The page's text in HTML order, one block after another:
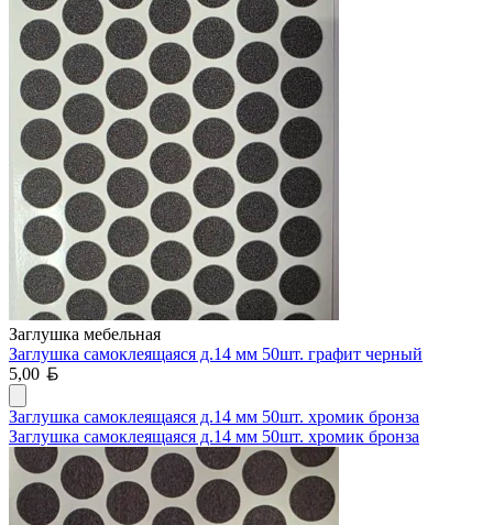
Заглушка мебельная
Заглушка самоклеящаяся д.14 мм 50шт. графит черный
5,00
Заглушка самоклеящаяся д.14 мм 50шт. хромик бронза
Заглушка самоклеящаяся д.14 мм 50шт. хромик бронза